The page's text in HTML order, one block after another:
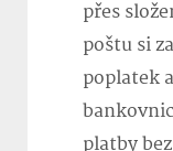
přes
poštu si
poplatek
platby